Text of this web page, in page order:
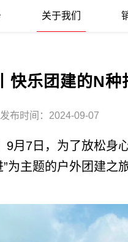
关于我们
快乐团建的N种
发布时间：2024-09-07
月7日，为了放松身
主题的户外团建之旅